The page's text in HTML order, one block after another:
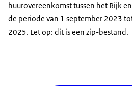
huurovereenkomst tussen het Rijk
de periode van 1 september 2023
2025. Let op: dit is een zip-bestand.